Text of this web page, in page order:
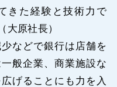
きた経験と技術力で
大原社長）
などで銀行は店舗を
般企業、商業施設な
げることにも力を入